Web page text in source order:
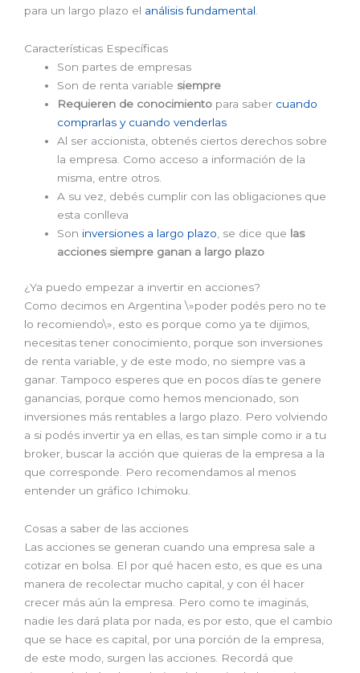
para un largo plazo el análisis fundamental
Características Específicas
Son partes de empresas
Son de renta variable siempre
Requieren de conocimiento para saber cuando
comprarlas y cuando venderlas
Al ser accionista, obtenés ciertos derechos sobre
la empresa. Como acceso a información de la
misma, entre otros.
A su vez, debés cumplir con las obligaciones que
esta conlleva
Son inversiones a largo plazo , se dice que las
acciones siempre ganan a largo plazo
¿Ya puedo empezar a invertir en acciones?
Como decimos en Argentina \»poder podés pero no te
lo recomiendo\», esto es porque como ya te dijimos,
necesitas tener conocimiento, porque son inversiones
de renta variable, y de este modo, no siempre vas a
ganar. Tampoco esperes que en pocos días te genere
ganancias, porque como hemos mencionado, son
inversiones más rentables a largo plazo. Pero volviendo
a si podés invertir ya en ellas, es tan simple como ir a tu
broker, buscar la acción que quieras de la empresa a la
que corresponde. Pero recomendamos al menos
entender un gráfico Ichimoku.
Cosas a saber de las acciones
Las acciones se generan cuando una empresa sale a
cotizar en bolsa. El por qué hacen esto, es que es una
manera de recolectar mucho capital, y con él hacer
crecer más aún la empresa. Pero como te imaginás,
nadie les dará plata por nada, es por esto, que el cambio
que se hace es capital, por una porción de la empresa,
de este modo, surgen las acciones. Recordá que